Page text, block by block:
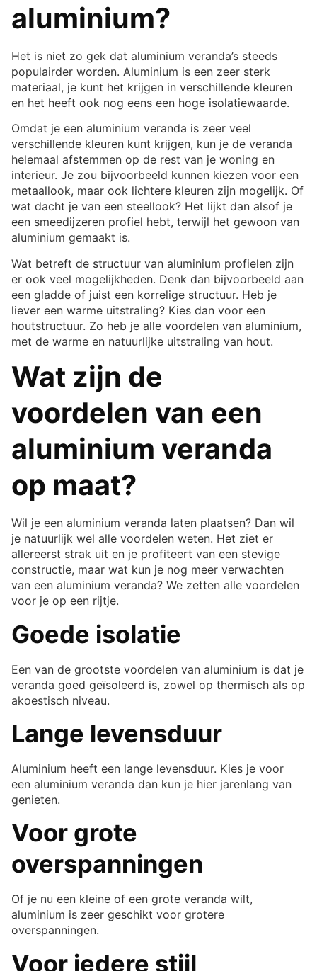
aluminium?
Het is niet zo gek dat aluminium veranda’s steeds
populairder worden. Aluminium is een zeer sterk
materiaal, je kunt het krijgen in verschillende kleuren
en het heeft ook nog eens een hoge isolatiewaarde.
Omdat je een aluminium veranda is zeer veel
verschillende kleuren kunt krijgen, kun je de veranda
helemaal afstemmen op de rest van je woning en
interieur. Je zou bijvoorbeeld kunnen kiezen voor een
metaallook, maar ook lichtere kleuren zijn mogelijk. Of
wat dacht je van een steellook? Het lijkt dan alsof je
een smeedijzeren profiel hebt, terwijl het gewoon van
aluminium gemaakt is.
Wat betreft de structuur van aluminium profielen zijn
er ook veel mogelijkheden. Denk dan bijvoorbeeld aan
een gladde of juist een korrelige structuur. Heb je
liever een warme uitstraling? Kies dan voor een
houtstructuur. Zo heb je alle voordelen van aluminium,
met de warme en natuurlijke uitstraling van hout.
Wat zijn de
voordelen van een
aluminium veranda
op maat?
Wil je een aluminium veranda laten plaatsen? Dan wil
je natuurlijk wel alle voordelen weten. Het ziet er
allereerst strak uit en je profiteert van een stevige
constructie, maar wat kun je nog meer verwachten
van een aluminium veranda? We zetten alle voordelen
voor je op een rijtje.
Goede isolatie
Een van de grootste voordelen van aluminium is dat je
veranda goed geïsoleerd is, zowel op thermisch als op
akoestisch niveau.
Lange levensduur
Aluminium heeft een lange levensduur. Kies je voor
een aluminium veranda dan kun je hier jarenlang van
genieten.
Voor grote
overspanningen
Of je nu een kleine of een grote veranda wilt,
aluminium is zeer geschikt voor grotere
overspanningen.
Voor iedere stijl